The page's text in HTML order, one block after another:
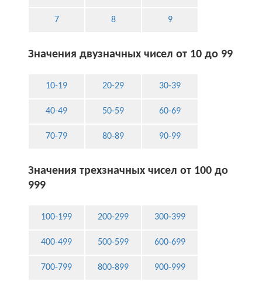
7 8 9
Значения двузначных чисел от 10 до 99
10-19 20-29 30-39
40-49 50-59 60-69
70-79 80-89 90-99
Значения трехзначных чисел от 100 до
999
100-199 200-299 300-399
400-499 500-599 600-699
700-799 800-899 900-999